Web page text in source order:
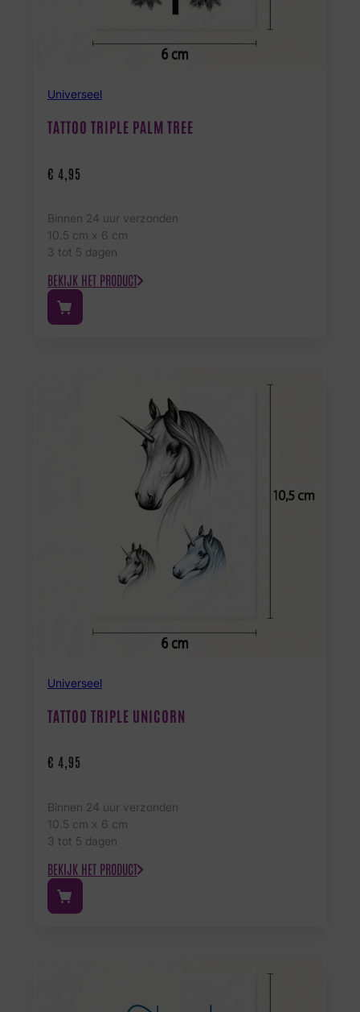
Universeel
TATTOO TRIPLE PALM TREE
€ 4,95
Binnen 24 uur verzonden
10.5 cm x 6 cm
3 tot 5 dagen
BEKIJK HET PRODUCT
Universeel
TATTOO TRIPLE UNICORN
€ 4,95
Binnen 24 uur verzonden
10.5 cm x 6 cm
3 tot 5 dagen
BEKIJK HET PRODUCT